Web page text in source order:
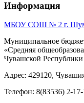
Информация
МБОУ СОШ № 2 г.
Муниципальное
«Средняя
Чувашской Республики
Адрес: 429120,
Телефон: 8(83536) 2-